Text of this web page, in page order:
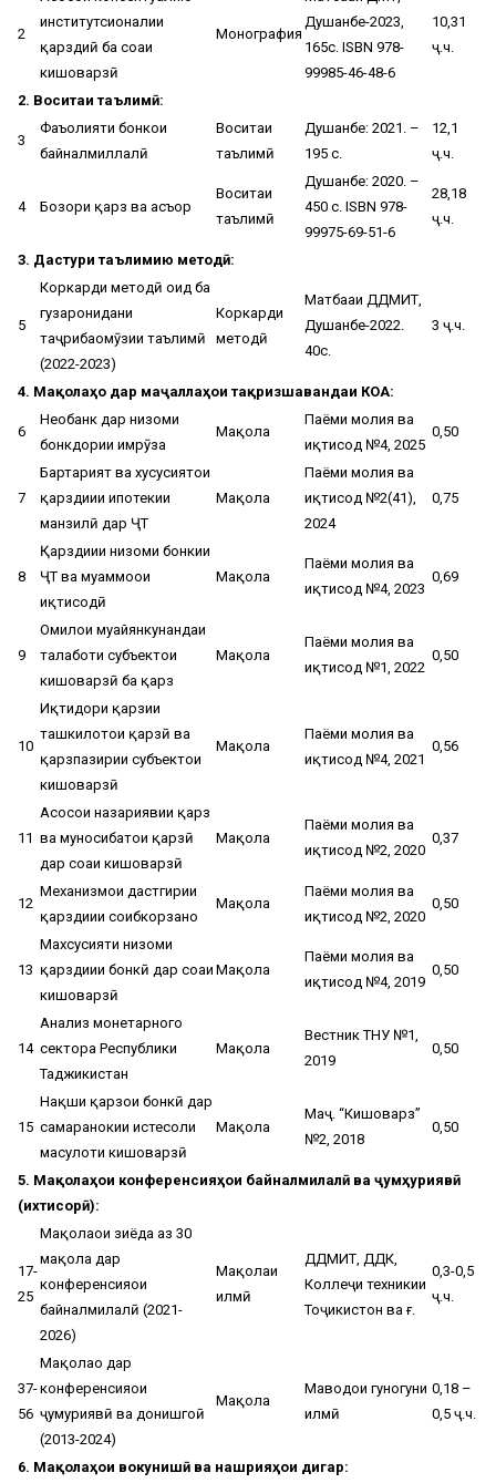
2
институтсионалии
қарздиҳӣ ба соҳаи
кишоварзӣ
Монография
Душанбе-2023,
165с. ISBN 978-
99985-46-48-6
10,31
ҷ.ч.
2. Воситаи таълимӣ:
3
Фаъолияти бонкҳои
байналмиллалӣ
Воситаи
таълимӣ
Душанбе: 2021. –
195 с.
12,1
ҷ.ч.
4 Бозори қарз ва асъор
Воситаи
таълимӣ
Душанбе: 2020. –
450 с. ISBN 978-
99975-69-51-6
28,18
ҷ.ч.
3. Дастури таълимию методӣ:
5
Коркарди методӣ оид ба
гузаронидани
таҷрибаомӯзии таълимӣ
(2022-2023)
Коркарди
методӣ
Матбааи ДДМИТ,
Душанбе-2022.
40с.
3 ҷ.ч.
4. Мақолаҳо дар маҷаллаҳои тақризшавандаи КОА:
6
Необанк дар низоми
бонкдории имрӯза
Мақола
Паёми молия ва
иқтисод №4, 2025
0,50
7
Бартарият ва хусусиятҳои
қарздиҳии ипотекии
манзилӣ дар ҶТ
Мақола
Паёми молия ва
иқтисод №2(41),
2024
0,75
8
Қарздиҳии низоми бонкии
ҶТ ва муаммоҳои
иқтисодӣ
Мақола
Паёми молия ва
иқтисод №4, 2023
0,69
9
Омилҳои муайянкунандаи
талаботи субъектҳои
кишоварзӣ ба қарз
Мақола
Паёми молия ва
иқтисод №1, 2022
0,50
10
Иқтидори қарзии
ташкилотҳои қарзӣ ва
қарзпазирии субъектҳои
кишоварзӣ
Мақола
Паёми молия ва
иқтисод №4, 2021
0,56
11
Асосҳои назариявии қарз
ва муносибатҳои қарзӣ
дар соҳаи кишоварзӣ
Мақола
Паёми молия ва
иқтисод №2, 2020
0,37
12
Механизмҳои дастгирии
қарздиҳии соҳибкорзанҳо
Мақола
Паёми молия ва
иқтисод №2, 2020
0,50
13
Махсусияти низоми
қарздиҳии бонкӣ дар соҳаи
кишоварзӣ
Мақола
Паёми молия ва
иқтисод №4, 2019
0,50
14
Анализ монетарного
сектора Республики
Таджикистан
Мақола
Вестник ТНУ №1,
2019
0,50
15
Нақши қарзҳои бонкӣ дар
самаранокии истеҳсоли
маҳсулоти кишоварзӣ
Мақола
Маҷ. “Кишоварз”
№2, 2018
0,50
5. Мақолаҳои конференсияҳои байналмилалӣ ва ҷумҳуриявӣ
(ихтисорӣ):
17-
25
Мақолаҳои зиёда аз 30
мақола дар
конференсияҳои
байналмилалӣ (2021-
2026)
Мақолаи
илмӣ
ДДМИТ, ДДК,
Коллеҷи техникии
Тоҷикистон ва ғ.
0,3-0,5
ҷ.ч.
37-
56
Мақолаҳо дар
конференсияҳои
ҷумҳуриявӣ ва донишгоҳӣ
(2013-2024)
Мақола
Маводҳои гуногуни
илмӣ
0,18 –
0,5 ҷ.ч.
6. Мақолаҳои вокунишӣ ва нашрияҳои дигар: